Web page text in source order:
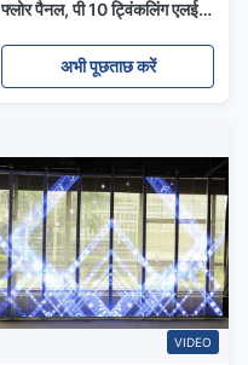
फ्लोर पैनल, पी 10 ट्विंकलिंग एलईडी
अभी पूछताछ करें
VIDEO